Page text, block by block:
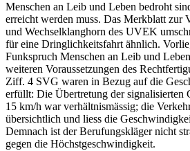
Menschen an Leib und Leben bedroht
erreicht werden muss. Das Merkblatt zur
und Wechselklanghorn des UVEK
für eine Dringlichkeitsfahrt ähnlich.
Funkspruch Menschen an Leib und
weiteren Voraussetzungen des
Ziff. 4 SVG waren in Bezug auf die
erfüllt: Die Übertretung der signalisierten
15 km/h war verhältnismässig; die
übersichtlich und liess die
Demnach ist der Berufungskläger nicht
gegen die Höchstgeschwindigkeit.